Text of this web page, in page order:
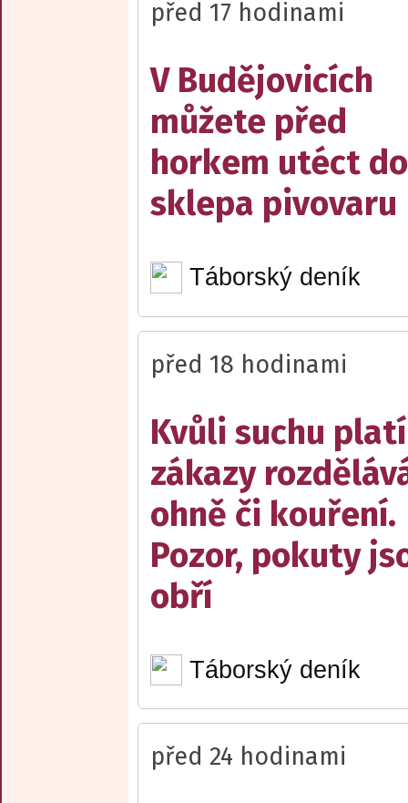
před 17 hodinami
V Budějovicích
můžete před
horkem utéct do
sklepa pivovaru
Táborský deník
před 18 hodinami
Kvůli suchu
zákazy
ohně či kouření.
Pozor, pokuty
obří
Táborský deník
před 24 hodinami